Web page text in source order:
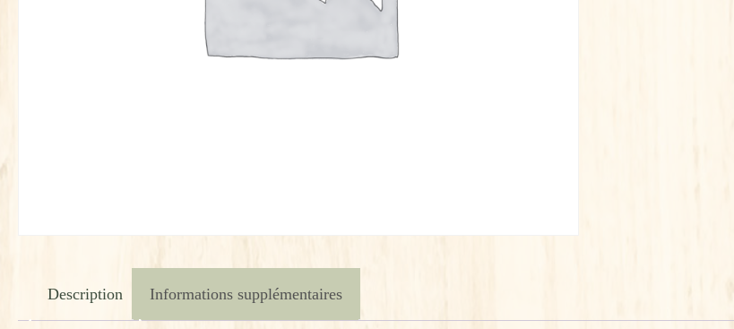
Description Informations supplémentaires